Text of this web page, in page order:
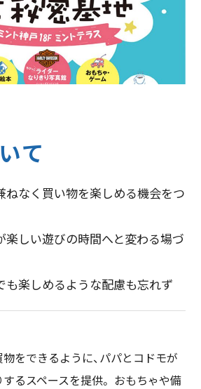
て
ねなく買い物を楽しめる機会をつ
楽しい遊びの時間へと変わる場づ
も楽しめるような配慮も忘れず
をできるように、パパとコドモが
るスペースを提供。 おもちゃや備